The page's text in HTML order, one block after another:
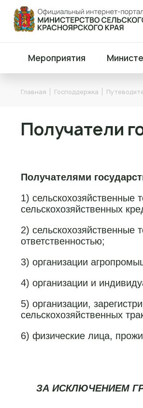
Мероприятия
Главная Господдержка
Получатели
Получателями
1) сельскохозяйственные
сельскохозяйственных
2)
ответственностью;
3) организации
4) организации и
5) организации,
сельскохозяйственных
6) физические лица,
ЗА ИСКЛЮЧЕНИЕМ